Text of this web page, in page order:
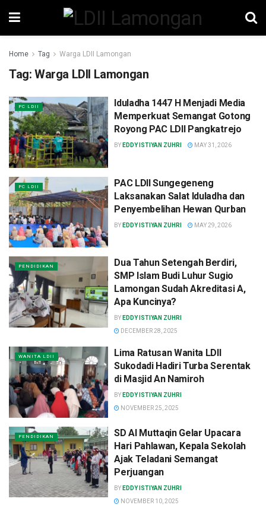
Home Tag Warga LDII Lamongan
Tag: Warga LDII Lamongan
PC LDII
Iduladha 1447 H Menjadi Media
Memperkuat Semangat Gotong
Royong PAC LDII Pangkatrejo
BY EDDY ISTIYAN ZUHRI MAY 31, 2026
PC LDII
PAC LDII Sungegeneng
Laksanakan Salat Iduladha dan
Penyembelihan Hewan Qurban
BY EDDY ISTIYAN ZUHRI MAY 29, 2026
PENDIDIKAN
Dua Tahun Setengah Berdiri,
SMP Islam Budi Luhur Sugio
Lamongan Sudah Akreditasi A,
Apa Kuncinya?
BY EDDY ISTIYAN ZUHRI
DECEMBER 28, 2025
WANITA LDII
Lima Ratusan Wanita LDII
Sukodadi Hadiri Turba Serentak
di Masjid An Namiroh
BY EDDY ISTIYAN ZUHRI
NOVEMBER 25, 2025
PENDIDIKAN
SD Al Muttaqin Gelar Upacara
Hari Pahlawan, Kepala Sekolah
Ajak Teladani Semangat
Perjuangan
BY EDDY ISTIYAN ZUHRI
NOVEMBER 10, 2025